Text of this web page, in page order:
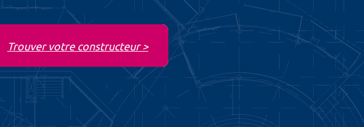
Trouver votre constructeur >